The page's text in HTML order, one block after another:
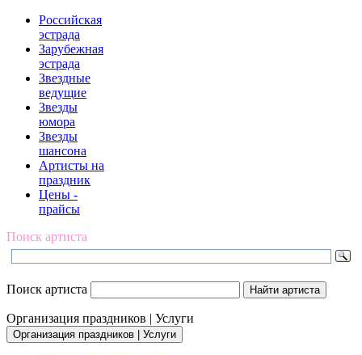
Российская
эстрада
Зарубежная
эстрада
Звездные
ведущие
Звезды
юмора
Звезды
шансона
Артисты на
праздник
Цены -
прайсы
Поиск артиста
Поиск артиста
Организация праздников | Услуги
Организация праздников | Услуги